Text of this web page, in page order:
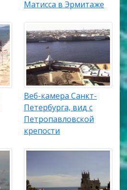
Матисса в Эрмитаже
Веб-камера Санкт-
Петербурга, вид с
Петропавловской
крепости